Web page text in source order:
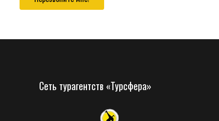
Сеть турагентств «Турсфера»